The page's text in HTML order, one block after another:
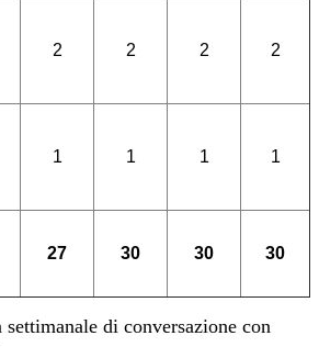
2 2 2 2
1 1 1 1
27 30 30 30
settimanale di conversazione con